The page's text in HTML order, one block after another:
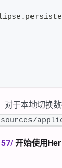
对于本地切换
开始使用